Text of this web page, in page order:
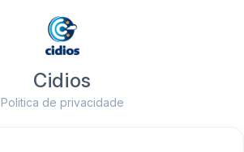
Cidios
Politica de privacidade